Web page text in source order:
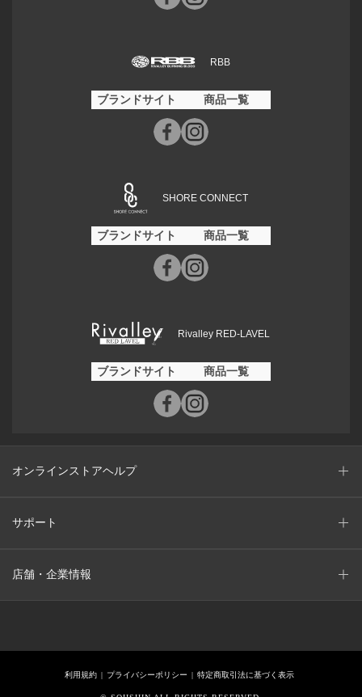
RBB
ブランドサイト 商品一覧
SHORE CONNECT
ブランドサイト 商品一覧
Rivalley RED-LAVEL
ブランドサイト 商品一覧
オンラインストアヘルプ
サポート
店舗・企業情報
利用規約 プライバシーポリシー 特定商取引法に基づく表示